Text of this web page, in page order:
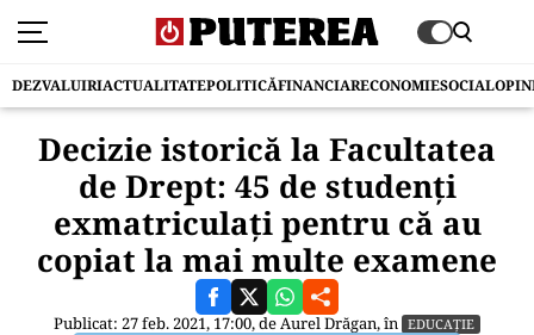
DEZVALUIRIACTUALITATEPOLITICĂFINANCIARECONOMIESOCIAL
Decizie istorică la Facultatea
de Drept: 45 de studenți
exmatriculați pentru că au
copiat la mai multe examene
Publicat: 27 feb. 2021, 17:00, deAurel Drăgan, în EDUCAȚIE